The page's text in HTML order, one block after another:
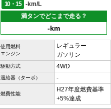
10・15
-km/L
満タンでどこまで走る？
-km
使用燃料
エンジン
レギュラー
ガソリン
駆動方式 4WD
過給器（ターボ） -
燃費性能
H27年度燃費基準
+5%達成